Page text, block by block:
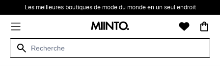
Les meilleures boutiques de mode du monde en un seul endroit